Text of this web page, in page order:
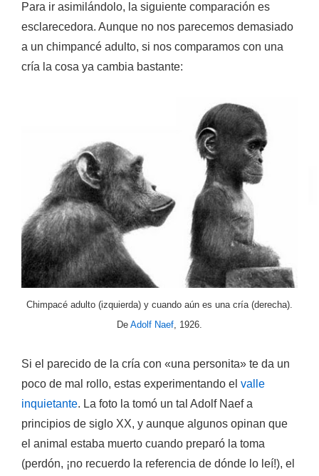
Para ir asimilándolo, la siguiente comparación es
esclarecedora. Aunque no nos parecemos demasiado
a un chimpancé adulto, si nos comparamos con una
cría la cosa ya cambia bastante:
Chimpacé adulto (izquierda) y cuando aún es una cría (derecha).
De Adolf Naef , 1926.
Si el parecido de la cría con «una personita» te da un
poco de mal rollo, estas experimentando el valle
inquietante. La foto la tomó un tal Adolf Naef a
principios de siglo XX, y aunque algunos opinan que
el animal estaba muerto cuando preparó la toma
(perdón, ¡no recuerdo la referencia de dónde lo leí!), el